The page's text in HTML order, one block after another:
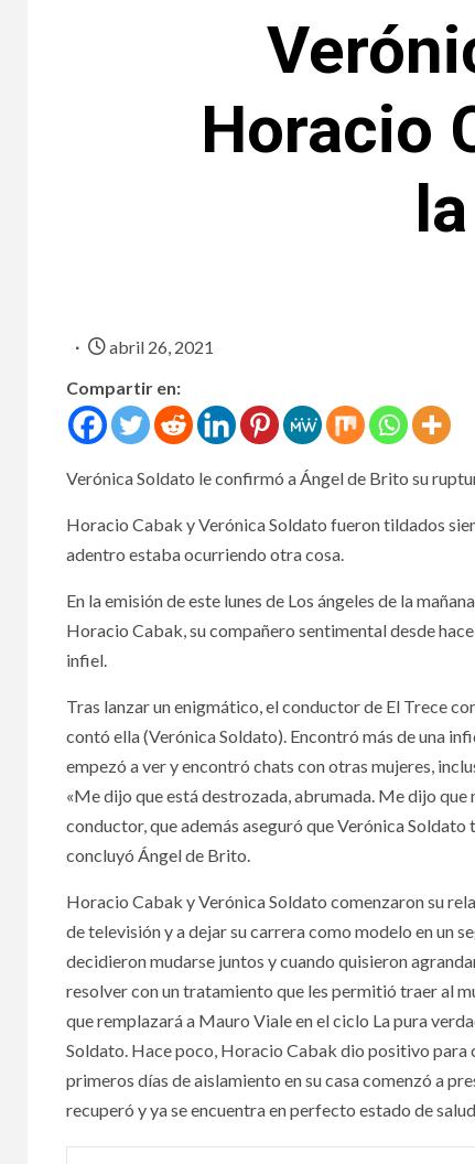
Horacio
abril 26, 2021
Compartir en:
Verónica Soldato le confirmó a Ángel de Brito su
Horacio Cabak y Verónica Soldato fueron tildados
adentro estaba ocurriendo otra cosa.
En la emisión de este lunes de Los ángeles de la
Horacio Cabak, su compañero sentimental desde
infiel.
Tras lanzar un enigmático, el conductor de El Trece
contó ella (Verónica Soldato). Encontró más de una
empezó a ver y encontró chats con otras mujeres,
«Me dijo que está destrozada, abrumada. Me dijo que
conductor, que además aseguró que Verónica Soldato
concluyó Ángel de Brito.
Horacio Cabak y Verónica Soldato comenzaron su
de televisión y a dejar su carrera como modelo en un
decidieron mudarse juntos y cuando quisieron
resolver con un tratamiento que les permitió traer al
que remplazará a Mauro Viale en el ciclo La pura
Soldato. Hace poco, Horacio Cabak dio positivo para
primeros días de aislamiento en su casa comenzó a
recuperó y ya se encuentra en perfecto estado de